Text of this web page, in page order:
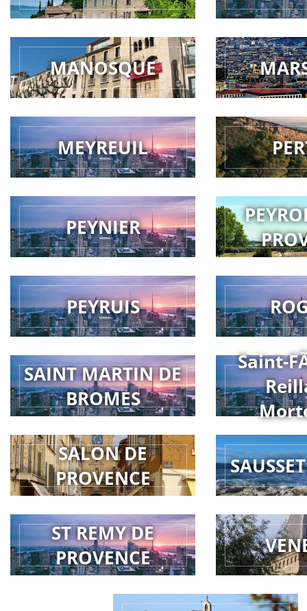
MANOSQUE
MEYREUIL
PEYNIER
PEYRUIS
SAINT MARTIN DE
BROMES
Saint-
SALON DE
PROVENCE
ST REMY DE
PROVENCE